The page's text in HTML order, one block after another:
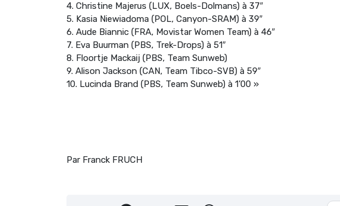
4. Christine Majerus (LUX, Boels-Dolmans) à 37″
5. Kasia Niewiadoma (POL, Canyon-SRAM) à 39″
6. Aude Biannic (FRA, Movistar Women Team) à 46″
7. Eva Buurman (PBS, Trek-Drops) à 51″
8. Floortje Mackaij (PBS, Team Sunweb)
9. Alison Jackson (CAN, Team Tibco-SVB) à 59″
10. Lucinda Brand (PBS, Team Sunweb) à 1’00 »
Par Franck FRUCH